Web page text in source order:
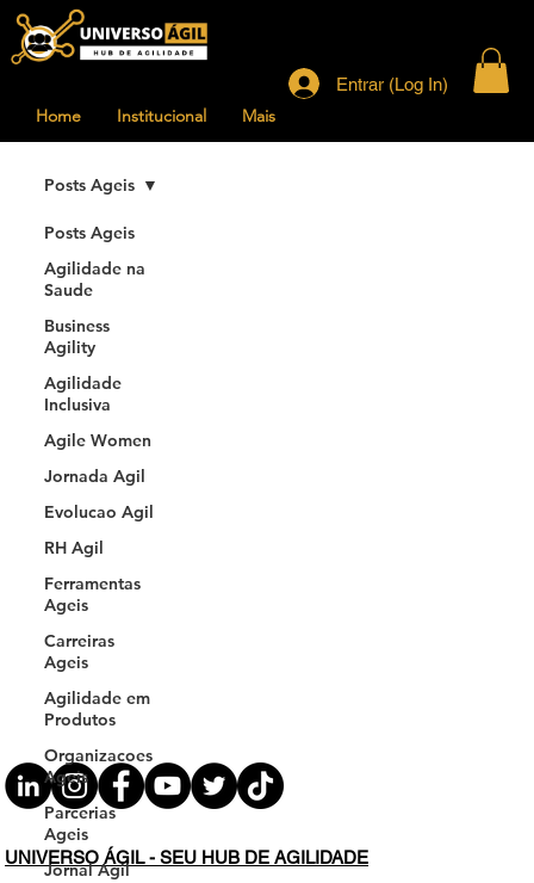
Home Institucional Mais
Entrar (Log In)
Posts Ageis
Agilidade na
Saude
Business
Agility
Agilidade
Inclusiva
Agile Women
Jornada Agil
Evolucao Agil
RH Agil
Ferramentas
Ageis
Carreiras
Ageis
Agilidade em
Produtos
Organizacoes
Ageis
Parcerias
Ageis
Jornal Agil
Posts Ageis
UNIVERSO ÁGIL - SEU HUB DE AGILIDADE